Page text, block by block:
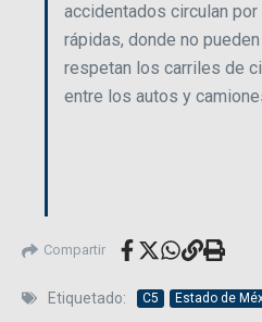
accidentados circulan
rápidas, donde no
respetan los carriles de
entre los autos y
Compartir
Etiquetado: C5 Estado de